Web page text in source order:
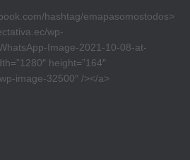
hashtag/emapasomostodos>
wp-
Image-2021-10-08-at-
height=”164″
image-32500″ /></a>